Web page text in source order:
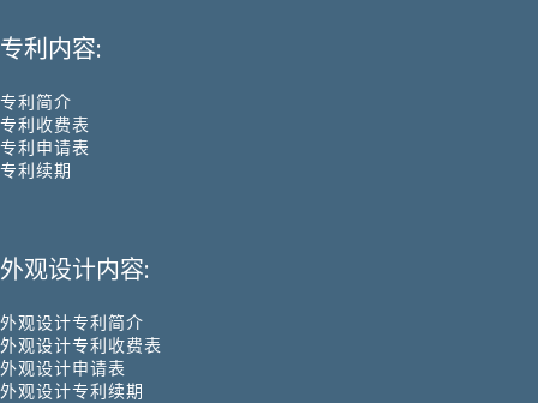
专利内容:
专利简介
专利收费表
专利申请表
专利续期
外观设计内容:
外观设计专利简介
外观设计专利收费表
外观设计申请表
外观设计专利续期